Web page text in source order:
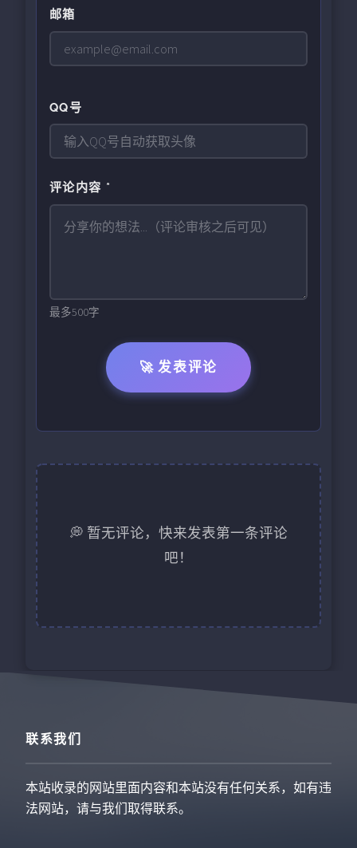
邮箱
QQ号
评论内容 *
最多500字
🚀 发表评论
💭 暂无评论，快来发表第一条评论
吧！
联系我们
本站收录的网站里面内容和本站没有任何关系，如有违
法网站，请与我们取得联系。